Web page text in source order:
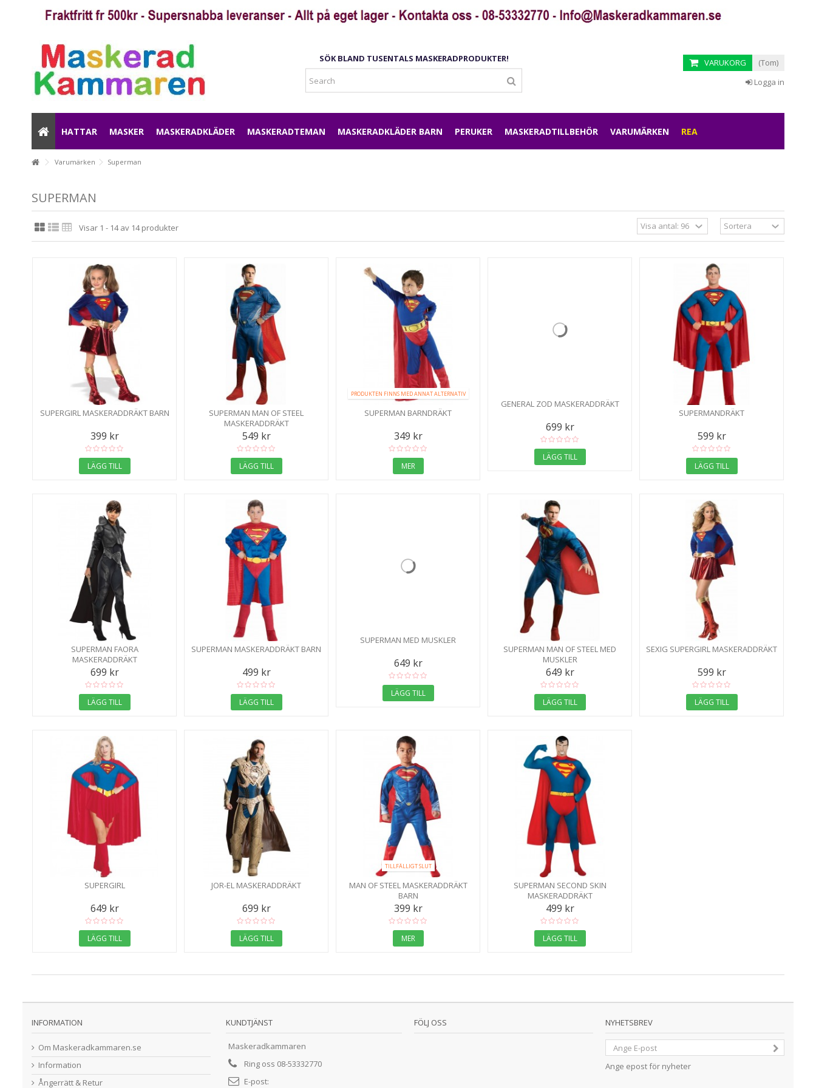
SÖK BLAND TUSENTALS MASKERADPRODUKTER! VARUKORG
(Tom)
Logga in
HATTAR MASKER MASKERADKLÄDER MASKERADTEMAN MASKERADKLÄDER BARN PERUKER MASKERADTILLBEHÖR VARUMÄRKEN REA
Varumärken Superman
SUPERMAN
Visar 1 - 14 av 14 produkter
SUPERGIRL MASKERADDRÄKT BARN
399 kr
LÄGG TILL
SUPERMAN MAN OF STEEL
MASKERADDRÄKT
549 kr
LÄGG TILL
PRODUKTEN FINNS MED ANNAT ALTERNATIV
SUPERMAN BARNDRÄKT
349 kr
MER
GENERAL ZOD MASKERADDRÄKT
699 kr
LÄGG TILL
SUPERMANDRÄKT
599 kr
LÄGG TILL
SUPERMAN FAORA
MASKERADDRÄKT
699 kr
LÄGG TILL
SUPERMAN MASKERADDRÄKT BARN
499 kr
LÄGG TILL
SUPERMAN MED MUSKLER
649 kr
LÄGG TILL
SUPERMAN MAN OF STEEL MED
MUSKLER
649 kr
LÄGG TILL
SEXIG SUPERGIRL MASKERADDRÄKT
599 kr
LÄGG TILL
SUPERGIRL
649 kr
LÄGG TILL
JOR-EL MASKERADDRÄKT
699 kr
LÄGG TILL
TILLFÄLLIGT SLUT
MAN OF STEEL MASKERADDRÄKT
BARN
399 kr
MER
SUPERMAN SECOND SKIN
MASKERADDRÄKT
499 kr
LÄGG TILL
INFORMATION
Om Maskeradkammaren.se
Information
Ångerrätt & Retur
KUNDTJÄNST
Maskeradkammaren
Ring oss 08-53332770
E-post:
FÖLJ OSS NYHETSBREV
Ange epost för nyheter